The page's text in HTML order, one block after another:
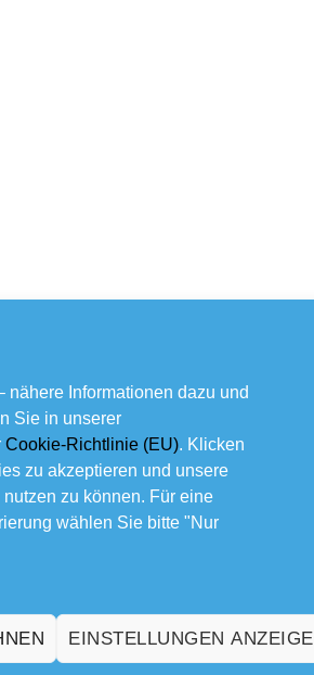
Informationen dazu und
Sie in unserer
Cookie-Richtlinie (EU). Klicken
zu akzeptieren und unsere
zu können. Für eine
wählen Sie bitte "Nur
EINSTELLUNGEN